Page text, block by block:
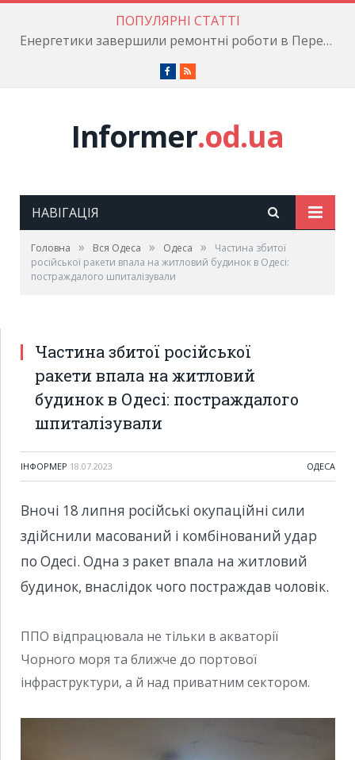
ПОПУЛЯРНІ СТАТТІ
Енергетики завершили ремонтні роботи в Пересипському районі
Facebook
RSS
Informer.od.ua
НАВІГАЦІЯ
Головна » Вся Одеса » Одеса »
Частина збитої
російської ракети впала на житловий будинок в Одесі:
постраждалого шпиталізували
Частина збитої російської
ракети впала на житловий
будинок в Одесі: постраждалого
шпиталізували
ІНФОРМЕР 18.07.2023 ОДЕСА
Вночі 18 липня російські окупаційні сили
здійснили масований і комбінований удар
по Одесі. Одна з ракет впала на житловий
будинок, внаслідок чого постраждав чоловік.
ППО відпрацювала не тільки в акваторії
Чорного моря та ближче до портової
інфраструктури, а й над приватним сектором.